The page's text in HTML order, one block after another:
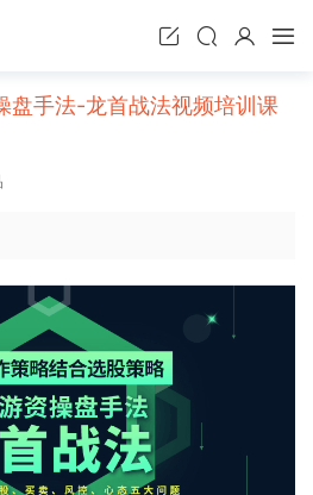
盘手法-龙首战法视频培训课